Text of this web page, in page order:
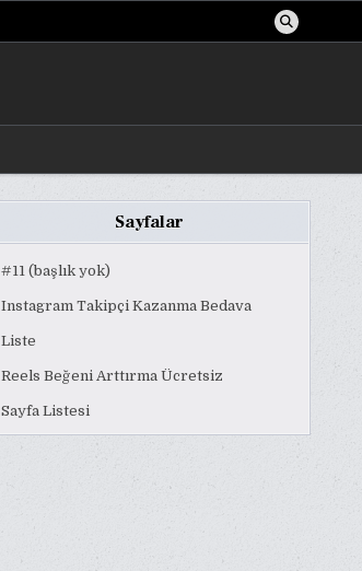
Sayfalar
#11 (başlık yok)
Instagram Takipçi Kazanma Bedava
Liste
Reels Beğeni Arttırma Ücretsiz
Sayfa Listesi